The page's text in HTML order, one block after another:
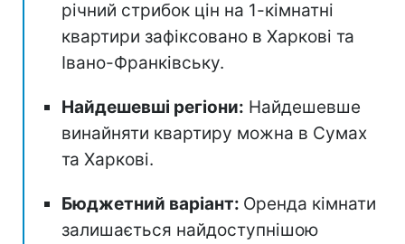
річний стрибок цін на 1-кімнатні
квартири зафіксовано в Харкові та
Івано-Франківську.
Найдешевші регіони: Найдешевше
винайняти квартиру можна в Сумах
та Харкові.
Бюджетний варіант: Оренда кімнати
залишається найдоступнішою